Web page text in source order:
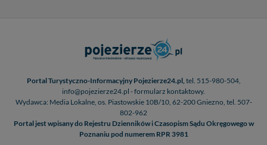
Portal Turystyczno-Informacyjny Pojezierze24.pl, tel. 515-980-504,
info@pojezierze24.pl - formularz kontaktowy.
Wydawca: Media Lokalne, os. Piastowskie 10B/10, 62-200 Gniezno, tel. 507-
802-962
Portal jest wpisany do Rejestru Dzienników i Czasopism Sądu Okręgowego w
Poznaniu pod numerem RPR 3981